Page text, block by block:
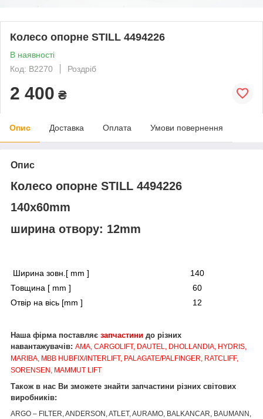
Колесо опорне STILL 4494226
В наявності
Код: В2270
Роздріб
2 400 ₴
Опис Доставка Оплата Умови повернення
Опис
Колесо опорне STILL 4494226
140x60mm
ширина отвору: 12mm
Ширина зовн.[ mm ]
140
Товщина [ mm ]
60
Отвір на вісь [mm ]
12
Наша фірма поставляє запчастини до різних
навантажувачів: AMA, CARGOLIFT, DAUTEL, DHOLLANDIA, HYDRIS,
MARIBA, MBB HUBFIX/INTERLIFT, PALAGATE/PALFINGER, RATCLIFF,
SORENSEN, MAMMUT LIFT
Також в нас Ви зможете знайти запчастини різних світових
виробників:
ARGO – FILTER, ANDERSON, ATLET, AURAMO, BALKANCAR, BAUMANN,